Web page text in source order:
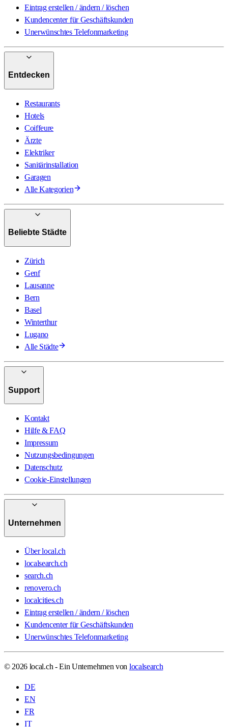
Eintrag erstellen / ändern / löschen
Kundencenter für Geschäftskunden
Unerwünschtes Telefonmarketing
Entdecken
Restaurants
Hotels
Coiffeure
Ärzte
Elektriker
Sanitärinstallation
Garagen
Alle Kategorien
Beliebte Städte
Zürich
Genf
Lausanne
Bern
Basel
Winterthur
Lugano
Alle Städte
Support
Kontakt
Hilfe & FAQ
Impressum
Nutzungsbedingungen
Datenschutz
Cookie-Einstellungen
Unternehmen
Über local.ch
localsearch.ch
search.ch
renovero.ch
localcities.ch
Eintrag erstellen / ändern / löschen
Kundencenter für Geschäftskunden
Unerwünschtes Telefonmarketing
© 2026 local.ch - Ein Unternehmen von localsearch
DE
EN
FR
IT